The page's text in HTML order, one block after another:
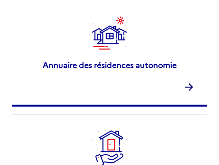
Annuaire des résidences autonomie